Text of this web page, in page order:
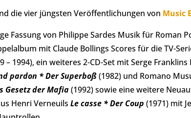
die vier jüngsten Veröffentlichungen von Music
Fassung von Philippe Sardes Musik für Roman
mit Claude Bollings Scores für die TV-
– 1994), ein weiteres 2-CD-Set mit Serge
pardon * Der Superboß(1982) und Romano
Gesetz der Mafia(1992) sowie eine weitere
Henri Verneuils Le casse * Der Coup (1971) mit